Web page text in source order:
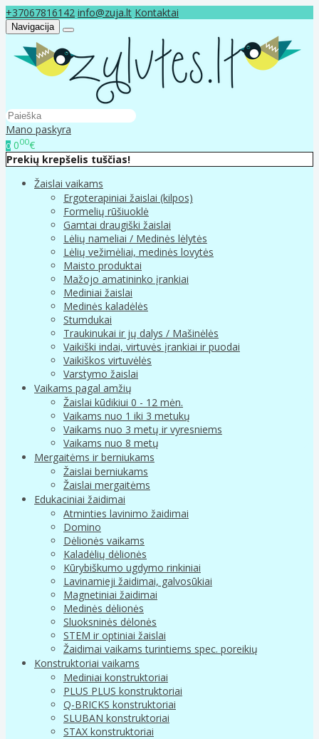
+37067816142 info@zuja.lt Kontaktai
Navigacija
Mano paskyra
0 000€
Prekių krepšelis tuščias!
Žaislai vaikams
Ergoterapiniai žaislai (kilpos)
Formelių rūšiuoklė
Gamtai draugiški žaislai
Lėlių nameliai / Medinės lėlytės
Lėlių vežimėliai, medinės lovytės
Maisto produktai
Mažojo amatininko įrankiai
Mediniai žaislai
Medinės kaladėlės
Stumdukai
Traukinukai ir jų dalys / Mašinėlės
Vaikiški indai, virtuvės įrankiai ir puodai
Vaikiškos virtuvėlės
Varstymo žaislai
Vaikams pagal amžių
Žaislai kūdikiui 0 - 12 mėn.
Vaikams nuo 1 iki 3 metukų
Vaikams nuo 3 metų ir vyresniems
Vaikams nuo 8 metų
Mergaitėms ir berniukams
Žaislai berniukams
Žaislai mergaitėms
Edukaciniai žaidimai
Atminties lavinimo žaidimai
Domino
Dėlionės vaikams
Kaladėlių dėlionės
Kūrybiškumo ugdymo rinkiniai
Lavinamieji žaidimai, galvosūkiai
Magnetiniai žaidimai
Medinės dėlionės
Sluoksninės dėlonės
STEM ir optiniai žaislai
Žaidimai vaikams turintiems spec. poreikių
Konstruktoriai vaikams
Mediniai konstruktoriai
PLUS PLUS konstruktoriai
Q-BRICKS konstruktoriai
SLUBAN konstruktoriai
STAX konstruktoriai